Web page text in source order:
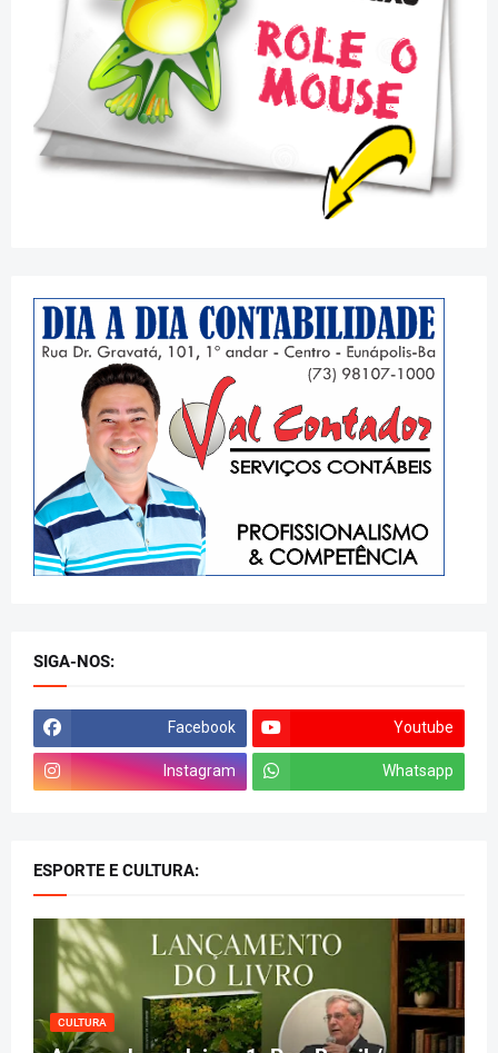
SIGA-NOS:
Facebook Youtube
Instagram Whatsapp
ESPORTE E CULTURA:
CULTURA